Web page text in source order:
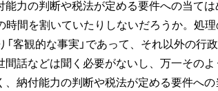
力の判断や税法が定める要件への当ては
時間を割いていたりしないだろうか。処
「客観的な事実」であって、それ以外の
間話などは聞く必要がないし、万一その
、納付能力の判断や税法が定める要件へ